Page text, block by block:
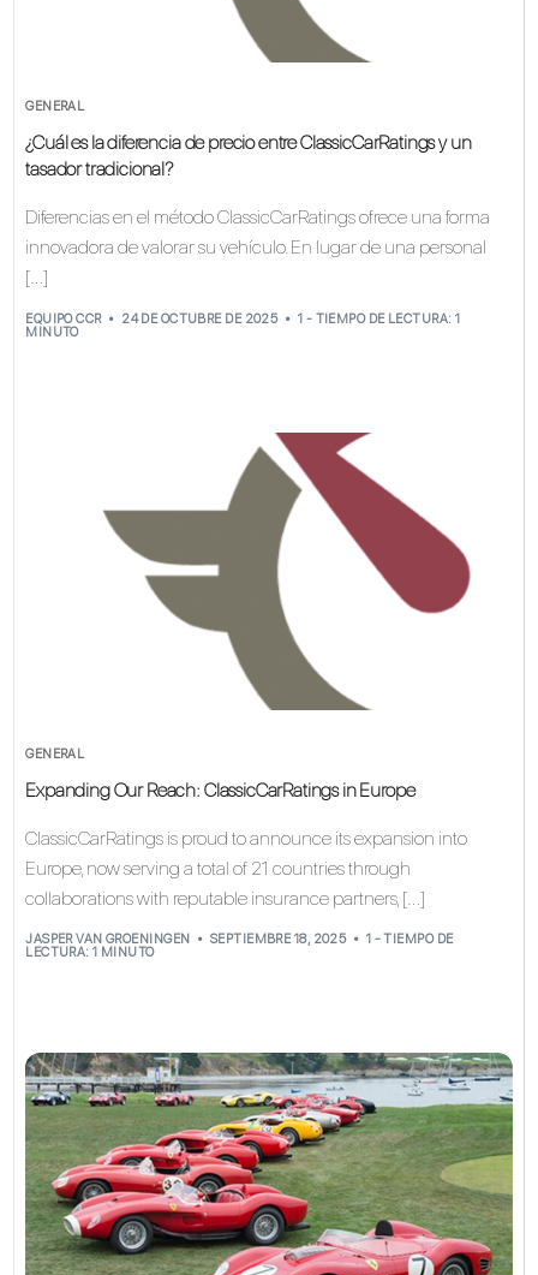
GENERAL
¿Cuál es la diferencia de precio entre ClassicCarRatings y un
tasador tradicional?
Diferencias en el método ClassicCarRatings ofrece una forma
innovadora de valorar su vehículo. En lugar de una personal
[…]
EQUIPO CCR 24 DE OCTUBRE DE 2025
1 - TIEMPO DE LECTURA: 1
MINUTO
GENERAL
Expanding Our Reach: ClassicCarRatings in Europe
ClassicCarRatings is proud to announce its expansion into
Europe, now serving a total of 21 countries through
collaborations with reputable insurance partners, […]
JASPER VAN GROENINGEN SEPTIEMBRE 18, 2025
1 - TIEMPO DE
LECTURA: 1 MINUTO